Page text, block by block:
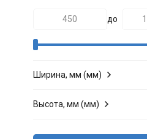
до
Ширина, мм (мм)
Высота, мм (мм)